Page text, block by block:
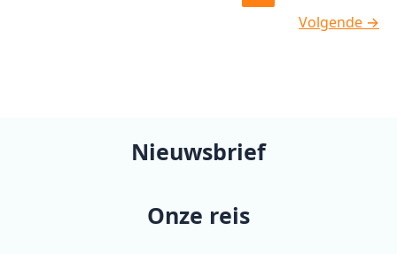
Volgende →
Nieuwsbrief
Onze reis